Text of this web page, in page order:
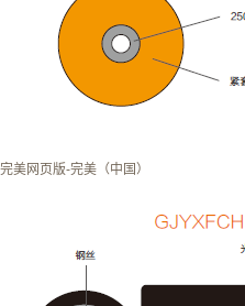
完美网页版-完美（中国）